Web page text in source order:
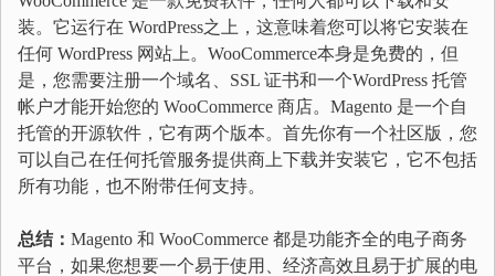
装。它运行在 WordPress之上，这意味着您可以将它安装在
任何 WordPress 网站上。WooCommerce本身是免费的，但
是，您需要注册一个域名、SSL 证书和一个WordPress 托管
帐户才能开始您的 WooCommerce 商店。Magento 是一个自
托管的开源软件，它有两个版本。首先你有一个社区版，您
可以自己在任何托管服务提供商上下载并安装它，它不包括
所有功能，也不附带任何支持。
总结： Magento 和 WooCommerce 都是功能齐全的电子商务
平台，如果您想要一个易于使用、经济高效且易于扩展的电